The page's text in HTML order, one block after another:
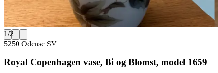
1/2
5250 Odense SV
Royal Copenhagen vase, Bi og Blomst, model 1659